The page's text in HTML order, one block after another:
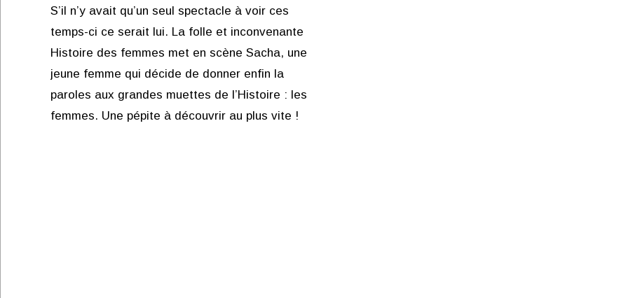
S’il n’y avait qu’un seul spectacle à voir ces
temps-ci ce serait lui. La folle et inconvenante
Histoire des femmes met en scène Sacha, une
jeune femme qui décide de donner enfin la
paroles aux grandes muettes de l’Histoire : les
femmes. Une pépite à découvrir au plus vite !